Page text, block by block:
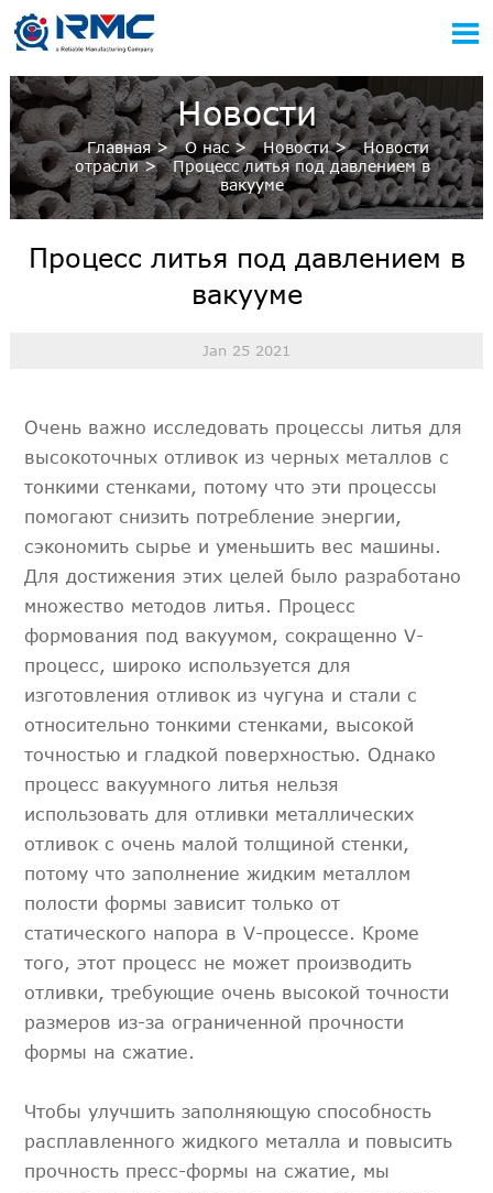

Новости
Главная> О нас> Новости> Новости
отрасли> Процесс литья под давлением в
вакууме
Процесс литья под давлением в
вакууме
Jan 25 2021
Очень важно исследовать процессы литья для
высокоточных отливок из черных металлов с
тонкими стенками, потому что эти процессы
помогают снизить потребление энергии,
сэкономить сырье и уменьшить вес машины.
Для достижения этих целей было разработано
множество методов литья. Процесс
формования под вакуумом, сокращенно V-
процесс, широко используется для
изготовления отливок из чугуна и стали с
относительно тонкими стенками, высокой
точностью и гладкой поверхностью. Однако
процесс вакуумного литья нельзя
использовать для отливки металлических
отливок с очень малой толщиной стенки,
потому что заполнение жидким металлом
полости формы зависит только от
статического напора в V-процессе. Кроме
того, этот процесс не может производить
отливки, требующие очень высокой точности
размеров из-за ограниченной прочности
формы на сжатие.
Чтобы улучшить заполняющую способность
расплавленного жидкого металла и повысить
прочность пресс-формы на сжатие, мы